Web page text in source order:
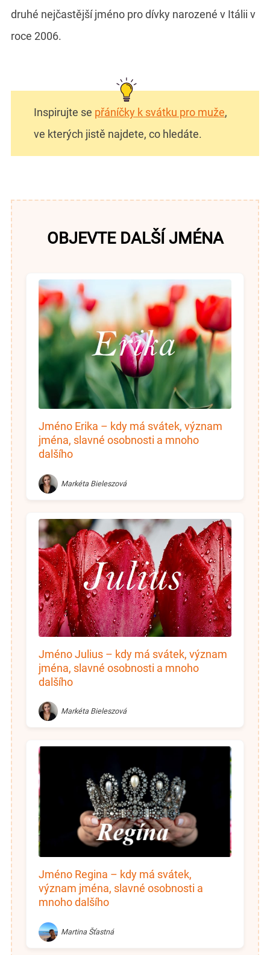
druhé nejčastější jméno pro dívky narozené v Itálii v
roce 2006.
Inspirujte se přáníčky k svátku pro muže,
ve kterých jistě najdete, co hledáte.
OBJEVTE DALŠÍ JMÉNA
Jméno Erika – kdy má svátek, význam
jména, slavné osobnosti a mnoho
dalšího
Markéta Bieleszová
Jméno Julius – kdy má svátek, význam
jména, slavné osobnosti a mnoho
dalšího
Markéta Bieleszová
Jméno Regina – kdy má svátek,
význam jména, slavné osobnosti a
mnoho dalšího
Martina Šťastná